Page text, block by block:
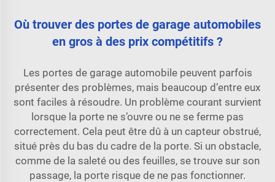
Où trouver des portes de garage automobiles
en gros à des prix compétitifs ?
Les portes de garage automobile peuvent parfois
présenter des problèmes, mais beaucoup d’entre eux
sont faciles à résoudre. Un problème courant survient
lorsque la porte ne s’ouvre ou ne se ferme pas
correctement. Cela peut être dû à un capteur obstrué,
situé près du bas du cadre de la porte. Si un obstacle,
comme de la saleté ou des feuilles, se trouve sur son
passage, la porte risque de ne pas fonctionner.